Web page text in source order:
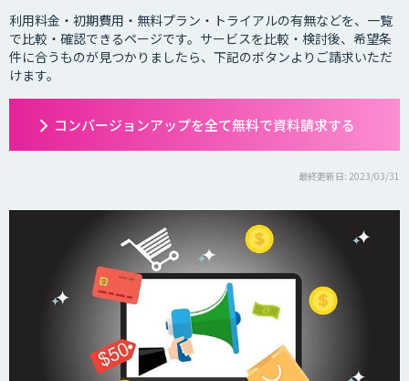
利用料金・初期費用・無料プラン・トライアルの有無などを、一覧
で比較・確認できるページです。サービスを比較・検討後、希望条
件に合うものが見つかりましたら、下記のボタンよりご請求いただ
けます。
コンバージョンアップを全て無料で資料請求する
最終更新日: 2023/03/31